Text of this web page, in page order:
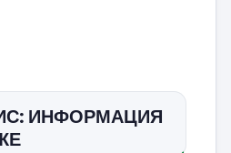
ИНФОРМАЦИЯ